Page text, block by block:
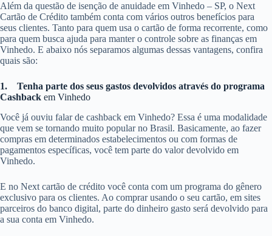
Além da questão de isenção de anuidade em Vinhedo – SP, o Next
Cartão de Crédito também conta com vários outros benefícios para
seus clientes. Tanto para quem usa o cartão de forma recorrente, como
para quem busca ajuda para manter o controle sobre as finanças em
Vinhedo. E abaixo nós separamos algumas dessas vantagens, confira
quais são:
1.
Tenha parte dos seus gastos devolvidos através do programa
Cashback em Vinhedo
Você já ouviu falar de cashback em Vinhedo? Essa é uma modalidade
que vem se tornando muito popular no Brasil. Basicamente, ao fazer
compras em determinados estabelecimentos ou com formas de
pagamentos específicas, você tem parte do valor devolvido em
Vinhedo.
E no Next cartão de crédito você conta com um programa do gênero
exclusivo para os clientes. Ao comprar usando o seu cartão, em sites
parceiros do banco digital, parte do dinheiro gasto será devolvido para
a sua conta em Vinhedo.